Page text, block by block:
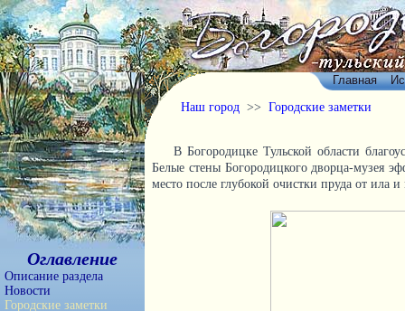
Оглавление
Описание раздела
Новости
Городские заметки
Главная
Наш город >> Городские заметки
В Богородицке Тульской области
Белые стены Богородицкого дворца-музея
место после глубокой очистки пруда от ила